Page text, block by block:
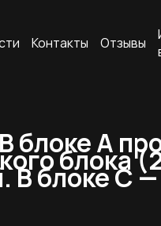
Контакты Отзывы
В блоке А
блока
блоке С